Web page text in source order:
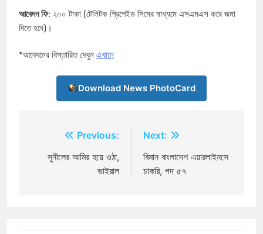
আবেদন ফি: ২০০ টাকা (টেলিটক প্রিপেইড সিমের মাধ্যমে এসএমএস করে জমা
দিতে হবে)।
*আবেদনের বিস্তারিত দেখুন এখানে
Download News PhotoCard
navigation
Previous:
সুনীলের আমির হয়ে ওঠা,
ভাইরাল
Next:
বিমান বাংলাদেশ এয়ারলাইনসে
চাকরি, পদ ৫৭